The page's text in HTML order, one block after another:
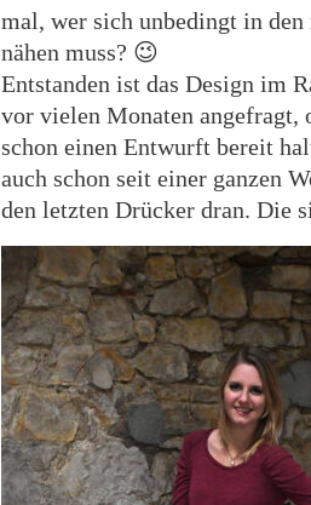
mal, wer sich unbedingt in den
nähen muss? 😉
Entstanden ist das Design im
vor vielen Monaten angefragt,
schon einen Entwurft bereit
auch schon seit einer ganzen
den letzten Drücker dran. Die